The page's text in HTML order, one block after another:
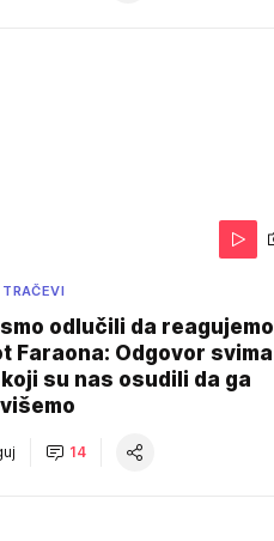
odlučili da reagujemo
Faraona: Odgovor svima
su nas osudili da ga
14